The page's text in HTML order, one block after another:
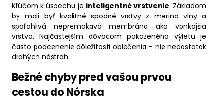
Kľúčom k úspechu je inteligentné vrstvenie. Základom
by mali byť kvalitné spodné vrstvy z merino vlny a
spoľahlivá nepremokavá membrána ako vonkajšia
vrstva. Najčastejším dôvodom pokazeného výletu je
často podcenenie dôležitosti oblečenia – nie nedostatok
drahých nástrah.
Bežné chyby pred vašou prvou
cestou do Nórska